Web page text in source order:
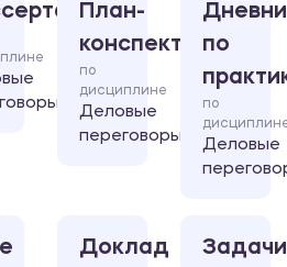
План-
конспект
по
дисциплине
Деловые
переговоры
по
по
Деловые
Доклад Задачи